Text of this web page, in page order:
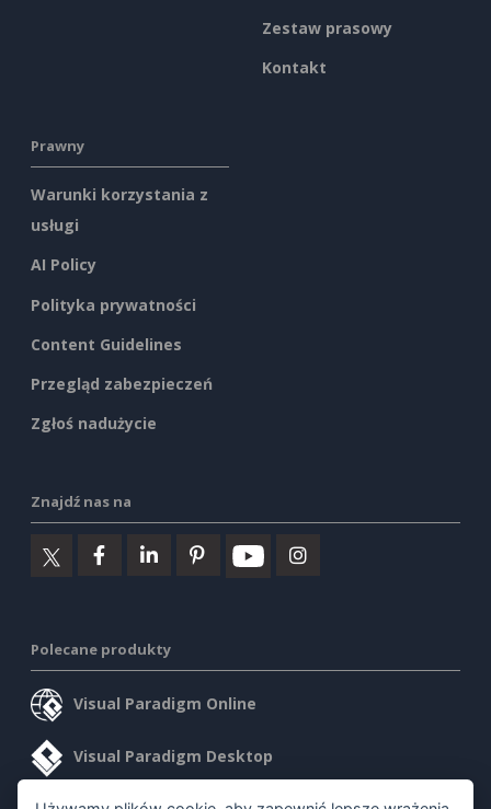
Zestaw prasowy
Kontakt
Prawny
Warunki korzystania z
usługi
AI Policy
Polityka prywatności
Content Guidelines
Przegląd zabezpieczeń
Zgłoś nadużycie
Znajdź nas na
Polecane produkty
Visual Paradigm Online
Visual Paradigm Desktop